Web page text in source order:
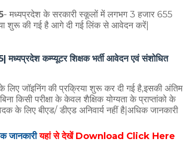
- मध्यप्रदेश के सरकारी स्कूलों में लगभग 3 हजार 655
शुरू की गई है आगे दी गई लिंक से आवेदन करें|
कम्प्यूटर शिक्षक भर्ती आवेदन एवं संशोधित
लिए जॉइनिंग की प्रक्रिया शुरू कर दी गई है,इसकी अंतिम
किसी परीक्षा के केवल शैक्षिक योग्यता के प्राप्तांको के
के लिए बीएड/ डीएड अनिवार्य नहीं है|अधिक जानकारी
जानकारीयहां से देखें Download Click Here